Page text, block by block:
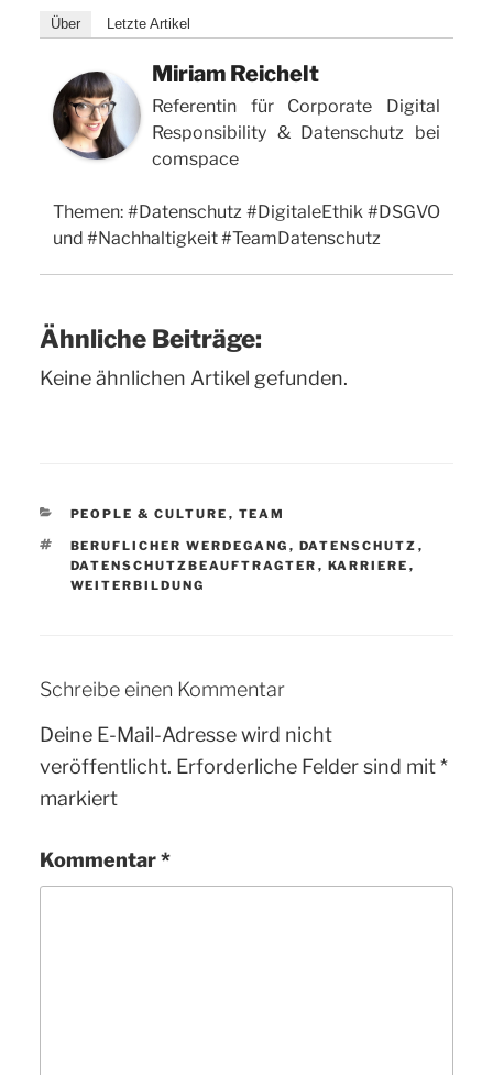
Über Letzte Artikel
Miriam Reichelt
Referentin für Corporate Digital
Responsibility & Datenschutz bei
comspace
Themen: #Datenschutz #DigitaleEthik #DSGVO
und #Nachhaltigkeit #TeamDatenschutz
Ähnliche Beiträge:
Keine ähnlichen Artikel gefunden.
KATEGORIEN
PEOPLE & CULTURE , TEAM
SCHLAGWÖRTER
BERUFLICHER WERDEGANG , DATENSCHUTZ ,
DATENSCHUTZBEAUFTRAGTER , KARRIERE ,
WEITERBILDUNG
Schreibe einen Kommentar
Deine E-Mail-Adresse wird nicht
veröffentlicht. Erforderliche Felder sind mit*
markiert
Kommentar*